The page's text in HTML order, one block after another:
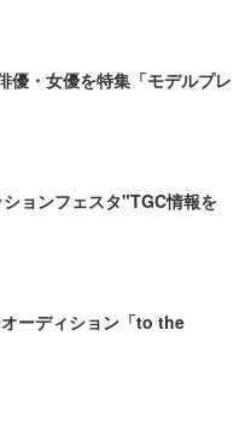
優・女優を特集「モデルプレ
ョンフェスタ"TGC情報を
ーディション「to the